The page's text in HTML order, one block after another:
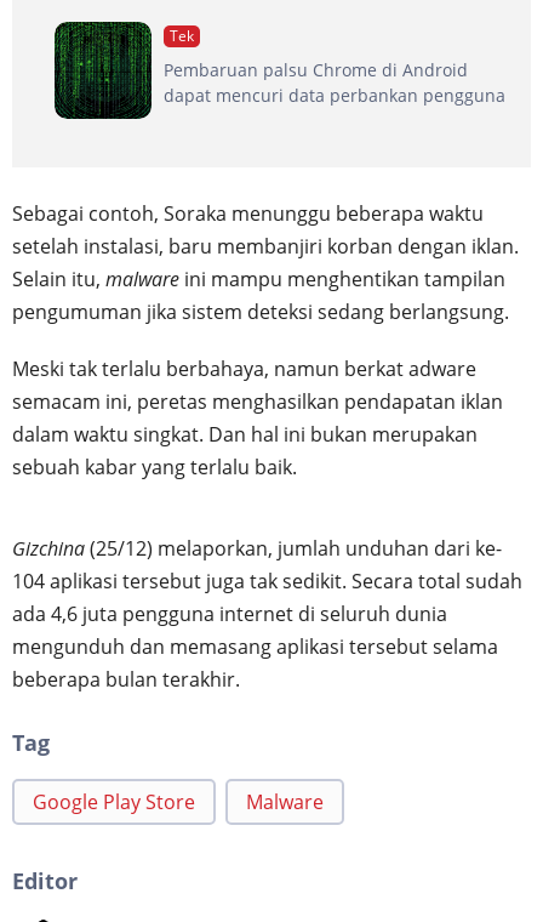
Tek
Pembaruan palsu Chrome di Android
dapat mencuri data perbankan pengguna
Sebagai contoh, Soraka menunggu beberapa waktu
setelah instalasi, baru membanjiri korban dengan iklan.
Selain itu, malware ini mampu menghentikan tampilan
pengumuman jika sistem deteksi sedang berlangsung.
Meski tak terlalu berbahaya, namun berkat adware
semacam ini, peretas menghasilkan pendapatan iklan
dalam waktu singkat. Dan hal ini bukan merupakan
sebuah kabar yang terlalu baik.
Gizchina(25/12) melaporkan, jumlah unduhan dari ke-
104 aplikasi tersebut juga tak sedikit. Secara total sudah
ada 4,6 juta pengguna internet di seluruh dunia
mengunduh dan memasang aplikasi tersebut selama
beberapa bulan terakhir.
Tag
Google Play Store Malware
Editor